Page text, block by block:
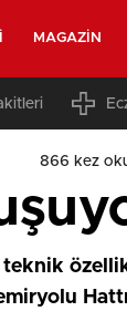
MAGAZIN
866 kez